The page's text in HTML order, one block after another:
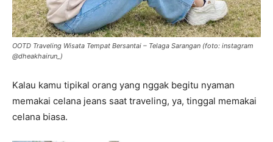
OOTD Traveling Wisata Tempat Bersantai – Telaga Sarangan (foto: instagram
@dheakhairun_)
Kalau kamu tipikal orang yang nggak begitu nyaman
memakai celana jeans saat traveling, ya, tinggal memakai
celana biasa.